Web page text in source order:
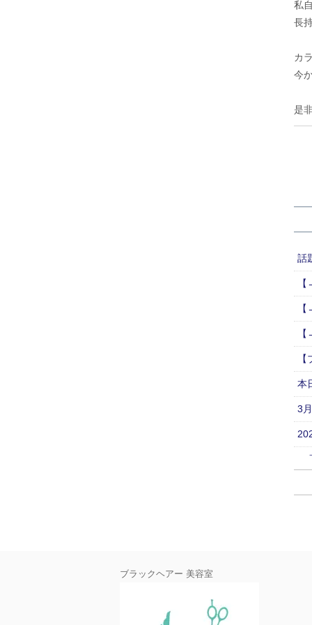
私
長
カ
今
是
話
本
3
ブラックヘアー 美容室